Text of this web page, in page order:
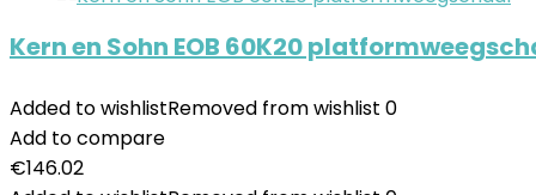
Kern en Sohn EOB 60K20
Added to wishlistRemoved from wishlist 0
Add to compare
€146.02